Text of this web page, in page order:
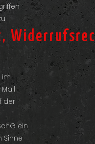
im
der
ein
Sinne